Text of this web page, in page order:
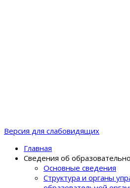
Версия для слабовидящих
Главная
Сведения об
Основные сведения
Структура и органы